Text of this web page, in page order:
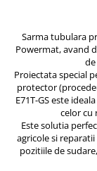
Motoare electrice
Pistol de Lipit
Polizoare
Pompe
Prelungitoare
Protectia muncii
umidificatoare
Sarma tubulara
Powermat, avand
Proiectata special
protector
E71T-GS este
celor cu
Este solutia
agricole si
pozitiile de